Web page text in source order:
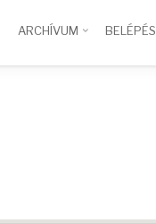
ARCHÍVUM BELÉPÉS